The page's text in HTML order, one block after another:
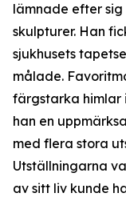
lämnade efter
skulpturer. Han
sjukhusets
målade.
färgstarka himlar
han en
med flera stora
Utställningarna
av sitt liv kunde